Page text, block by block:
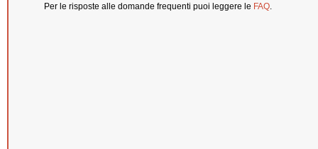
Per le risposte alle domande frequenti puoi leggere le FAQ.